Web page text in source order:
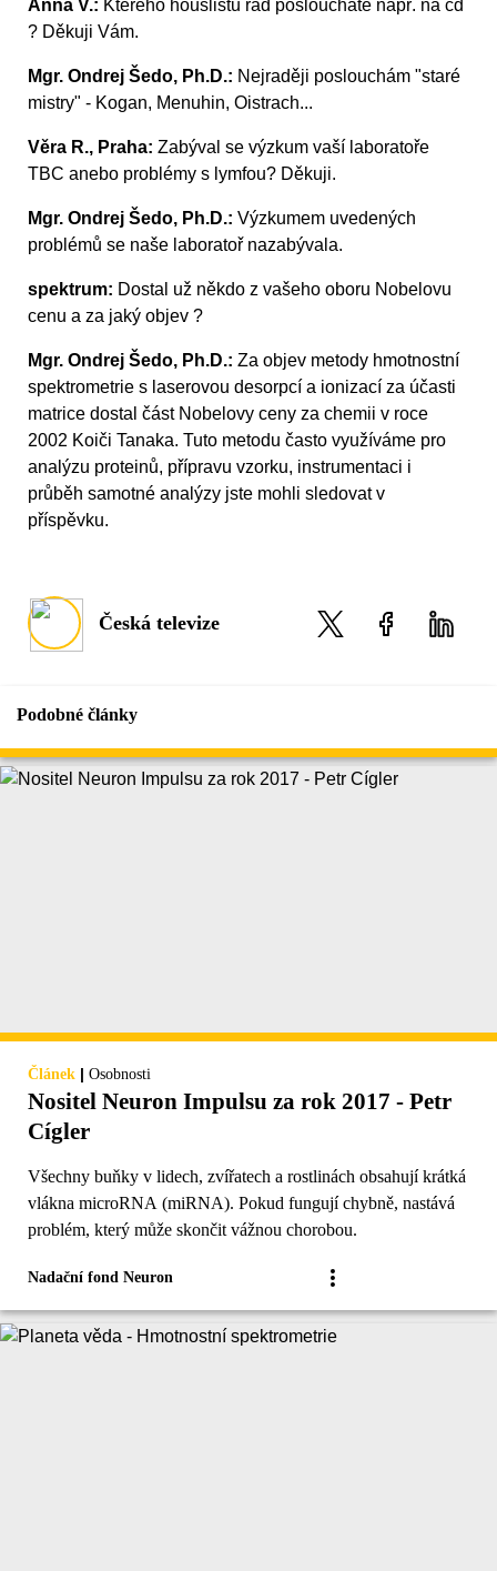
Anna V.: Kterého houslistu rád posloucháte např. na cd
? Děkuji Vám.
Mgr. Ondrej Šedo, Ph.D.: Nejraději poslouchám "staré
mistry" - Kogan, Menuhin, Oistrach...
Věra R., Praha: Zabýval se výzkum vaší laboratoře
TBC anebo problémy s lymfou? Děkuji.
Mgr. Ondrej Šedo, Ph.D.: Výzkumem uvedených
problémů se naše laboratoř nazabývala.
spektrum: Dostal už někdo z vašeho oboru Nobelovu
cenu a za jaký objev ?
Mgr. Ondrej Šedo, Ph.D.: Za objev metody hmotnostní
spektrometrie s laserovou desorpcí a ionizací za účasti
matrice dostal část Nobelovy ceny za chemii v roce
2002 Koiči Tanaka. Tuto metodu často využíváme pro
analýzu proteinů, přípravu vzorku, instrumentaci i
průběh samotné analýzy jste mohli sledovat v
příspěvku.
Česká televize
Podobné články
Článek | Osobnosti
Nositel Neuron Impulsu za rok 2017 - Petr
Cígler
Všechny buňky v lidech, zvířatech a rostlinách obsahují krátká
vlákna microRNA (miRNA). Pokud fungují chybně, nastává
problém, který může skončit vážnou chorobou.
Nadační fond Neuron